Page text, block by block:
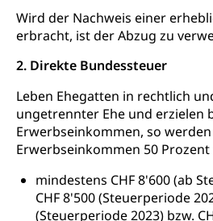
Wird der Nachweis einer
erbracht, ist der Abzug zu
2. Direkte Bundessteuer
Leben Ehegatten in rechtlich
ungetrennter Ehe und erzielen
Erwerbseinkommen, so
Erwerbseinkommen 50
mindestens CHF 8'600 (ab
CHF 8'500 (Steuerperiode
(Steuerperiode 2023) bzw.
Pflegeheimliste und
Betreuung von
Kirche, Gottesdienst, Seelsorge,
Religionsgemeinschaft
Religionsvielfalt Im
Religion
Sport
Freizeitaktivitäten, Schulsport,
Breitensport, Jugend und Sport,
Olympiateam
Tiere
Tiermedizin, Tierarzt,
Viehzucht